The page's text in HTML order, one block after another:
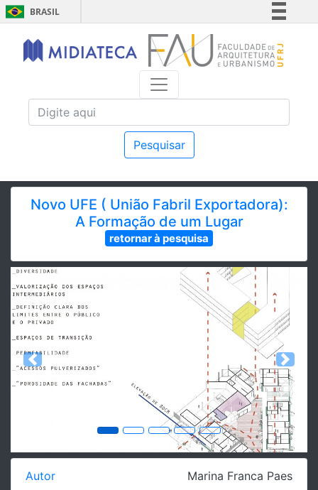
BRASIL
Simplifique!
Comunica BR
Acesso à informação
Pesquisar
Novo UFE ( União Fabril Exportadora):
A Formação de um Lugar
retornar à pesquisa
Previous Next
Autor Marina Franca Paes